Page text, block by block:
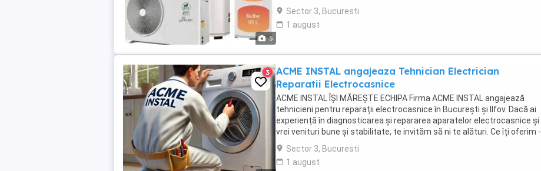
5
munca perioada nedeterminata - ...
Sector 3, Bucuresti
1 august
3
ACME INSTAL angajeaza Tehnician Electrician
Reparatii Electrocasnice
ACME INSTAL ÎȘI MĂREȘTE ECHIPA Firma ACME INSTAL angajează
tehnicieni pentru reparații electrocasnice în București și Ilfov. Dacă ai
experiență în diagnosticarea și repararea aparatelor electrocasnice și
vrei venituri bune și stabilitate, te invităm să ni te alături. Ce îți oferim -
Salariu in functie ...
Sector 3, Bucuresti
1 august